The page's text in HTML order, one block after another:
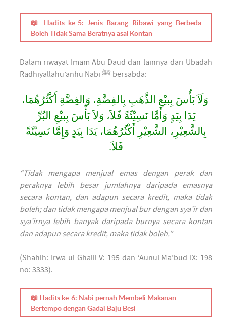
📖 Hadits ke-5: Jenis Barang Ribawi yang Berbeda
Boleh Tidak Sama Beratnya asal Kontan
Dalam riwayat Imam Abu Daud dan lainnya dari Ubadah
Radhiyallahu’anhu Nabi ﷺ bersabda:
وَلَاَ بَأُسَ بِبيْعِ الذَّهَبِ بِالفِضَّةِ، وَالغِضَّةِ أَكْثُرُهُمَا،
يَدَا بِيَدٍ وَأَمَّا نَسِيْئَةً فَلاَ، وَلاَ بَأْسَ بِبيْعِ البُرِّ
بِالشَّعِيْرِ، الشَّعِيْرِ أَكْثُرُهُمَا، يَدَا بِيَدٍ وَإِمَّا نَسِيْئَةً
فَلاَ.
“Tidak mengapa menjual emas dengan perak dan
peraknya lebih besar jumlahnya daripada emasnya
secara kontan, dan adapun secara kredit, maka tidak
boleh; dan tidak mengapa menjual bur dengan sya’ir dan
sya’irnya lebih banyak daripada burnya secara kontan
dan adapun secara kredit, maka tidak boleh.”
(Shahih: Irwa-ul Ghalil V: 195 dan ‘Aunul Ma’bud IX: 198
no: 3333).
📖 Hadits ke-6: Nabi pernah Membeli Makanan
Bertempo dengan Gadai Baju Besi